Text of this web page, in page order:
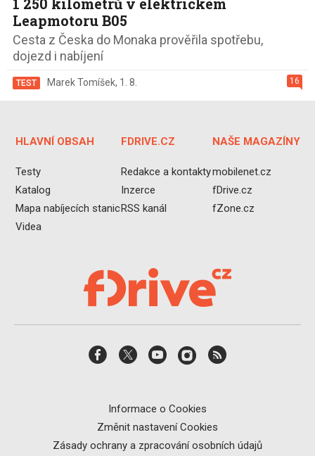
Leapmotoru B05
Cesta z Česka do Monaka prověřila spotřebu,
dojezd i nabíjení
16
TEST Marek Tomíšek, 1. 8.
HLAVNÍ OBSAH
Testy
Katalog
Mapa nabíjecích stanic
Videa
FDRIVE.CZ
Redakce a kontakty
Inzerce
RSS kanál
NAŠE MAGAZÍNY
mobilenet.cz
fDrive.cz
fZone.cz
Informace o Cookies
Změnit nastavení Cookies
Zásady ochrany a zpracování osobních údajů